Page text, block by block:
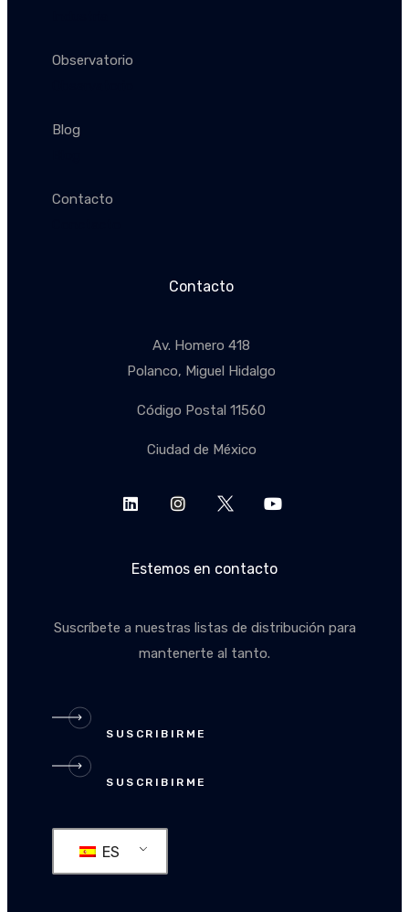
Observatorio
Blog
Contacto
Contacto
Av. Homero 418
Polanco, Miguel Hidalgo
Código Postal 11560
Ciudad de México
Estemos en contacto
Suscríbete a nuestras listas de distribución para
mantenerte al tanto.
SUSCRIBIRME
SUSCRIBIRME
ES